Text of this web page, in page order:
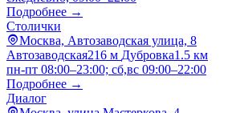
Подробнее →
Столички
Москва, Автозаводская улица, 8
Автозаводская216 м Дубровка1.5 км
пн-пт 08:00–23:00; сб,вс 09:00–22:00
Подробнее →
Диалог